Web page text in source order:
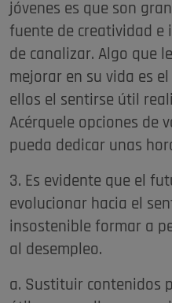
jóvenes es que son
fuente de creatividad e
de canalizar. Algo que
mejorar en su vida es
ellos el sentirse útil
Acérquele opciones de
pueda dedicar unas
3. Es evidente que el
evolucionar hacia el
insostenible formar a
al desempleo.
a. Sustituir contenidos